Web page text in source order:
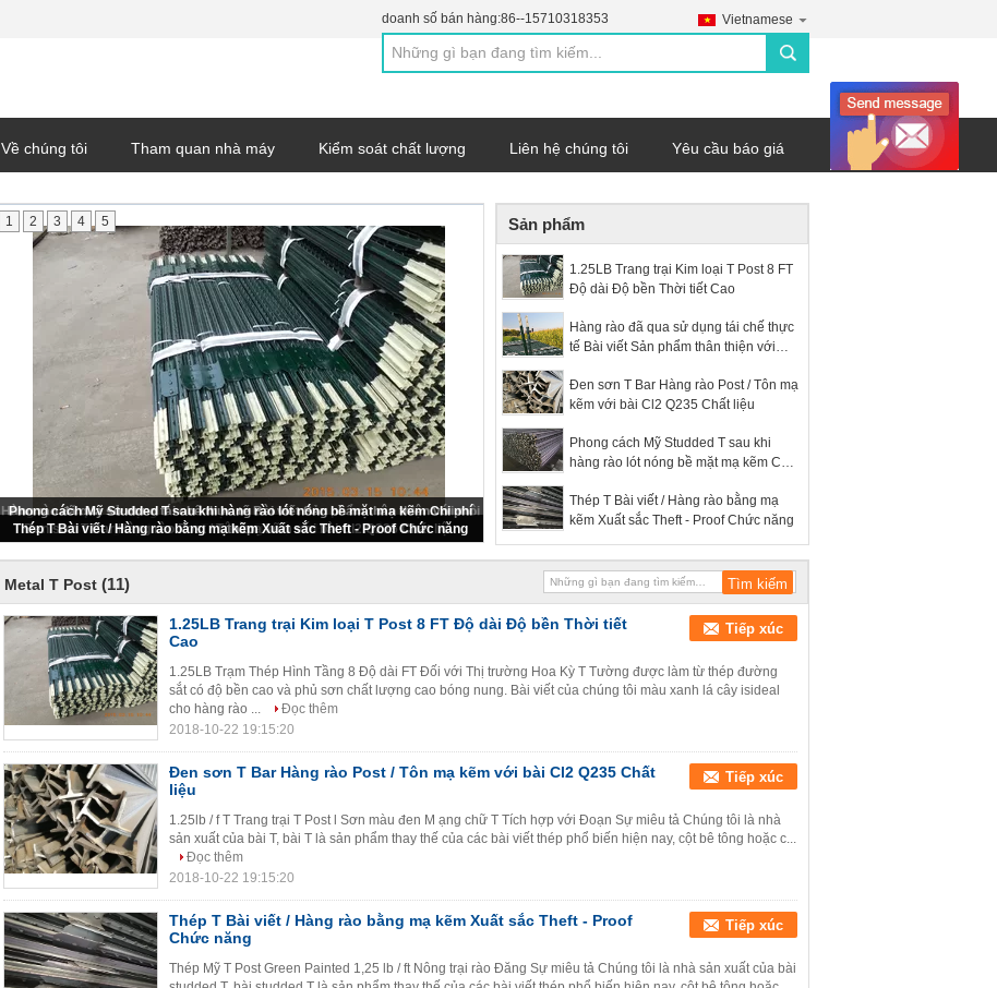
doanh số bán hàng:86--15710318353 Vietnamese
search
Về chúng tôi Tham quan nhà máy Kiểm soát chất lượng Liên hệ chúng tôi Yêu cầu báo giá
1.25LB Trang trại Kim loại T Post 8 FT Độ dài Độ bền Thời tiết Cao
1 2 3 4 5 Sản phẩm
1.25LB Trang trại Kim loại T Post 8 FT
Độ dài Độ bền Thời tiết Cao
Hàng rào đã qua sử dụng tái chế thực
tế Bài viết Sản phẩm thân thiện với
Đen sơn T Bar Hàng rào Post / Tôn mạ
kẽm với bài Cl2 Q235 Chất liệu
Phong cách Mỹ Studded T sau khi
hàng rào lót nóng bề mặt mạ kẽm Chi
Thép T Bài viết / Hàng rào bằng mạ
kẽm Xuất sắc Theft - Proof Chức năng
Metal T Post (11)
1.25LB Trang trại Kim loại T Post 8 FT Độ dài Độ bền Thời tiết
Cao
Tiếp xúc
1.25LB Trạm Thép Hình Tầng 8 Độ dài FT Đối với Thị trường Hoa Kỳ T Tường được làm từ thép đường
sắt có độ bền cao và phủ sơn chất lượng cao bóng nung. Bài viết của chúng tôi màu xanh lá cây isideal
cho hàng rào ...
Đọc thêm
2018-10-22 19:15:20
Đen sơn T Bar Hàng rào Post / Tôn mạ kẽm với bài Cl2 Q235 Chất
liệu
Tiếp xúc
1.25lb / f T Trang trại T Post l Sơn màu đen M ạng chữ T Tích hợp với Đoạn Sự miêu tả Chúng tôi là nhà
sản xuất của bài T, bài T là sản phẩm thay thế của các bài viết thép phổ biến hiện nay, cột bê tông hoặc c...
Đọc thêm
2018-10-22 19:15:20
Thép T Bài viết / Hàng rào bằng mạ kẽm Xuất sắc Theft - Proof
Chức năng
Tiếp xúc
Thép Mỹ T Post Green Painted 1,25 lb / ft Nông trại rào Đăng Sự miêu tả Chúng tôi là nhà sản xuất của bài